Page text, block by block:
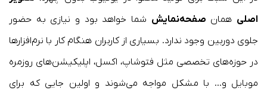
اصلی همان صفحه‌نمایش شما خواهد بود و نیازی به حضور
جلوی دوربین وجود ندارد. بسیاری از کاربران هنگام کار با نرم‌افزارها
در حوزه‌های تخصصی مثل فتوشاپ، اکسل، اپلیکیشن‌های روزمره
موبایل و… با مشکل مواجه می‌شوند و اولین جایی که برای